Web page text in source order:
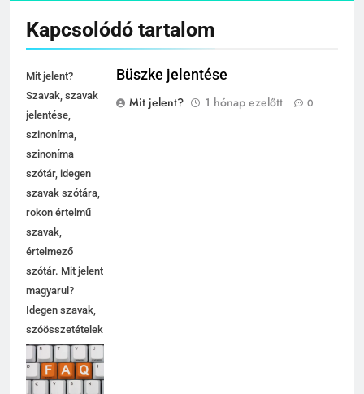
Kapcsolódó tartalom
Mit jelent?
Szavak, szavak
jelentése,
szinoníma,
szinoníma
szótár, idegen
szavak szótára,
rokon értelmű
szavak,
értelmező
szótár. Mit jelent
magyarul?
Idegen szavak,
szóösszetételek
jelentése,
magyarázata,
használata,
Büszke jelentése
Mit jelent?
1 hónap ezelőtt 0